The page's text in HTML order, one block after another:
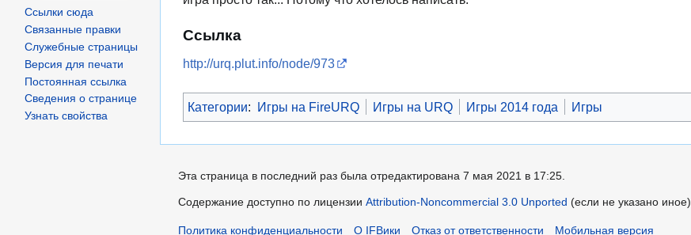
Ссылка
http://urq.plut.info/node/973
Категории: Игры на FireURQ Игры на URQ Игры 2014 года Игры
Ссылки сюда
Связанные правки
Служебные страницы
Версия для печати
Постоянная ссылка
Сведения о странице
Узнать свойства
Эта страница в последний раз была отредактирована 7 мая 2021 в 17:25.
Содержание доступно по лицензииAttribution-Noncommercial 3.0 Unported (если не указано иное).
Политика конфиденциальности О IFВики Отказ от ответственности Мобильная версия